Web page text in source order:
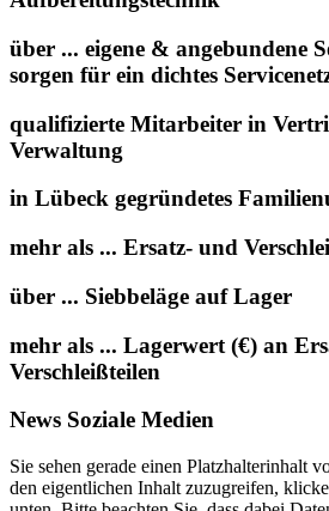
über ... eigene & angebundene
sorgen für ein dichtes
qualifizierte Mitarbeiter in
Verwaltung
in Lübeck gegründetes
mehr als ... Ersatz- und
über ... Siebbeläge auf Lager
mehr als ... Lagerwert (€) an
Verschleißteilen
News Soziale Medien
Sie sehen gerade einen Platzhalterinhalt
den eigentlichen Inhalt zuzugreifen,